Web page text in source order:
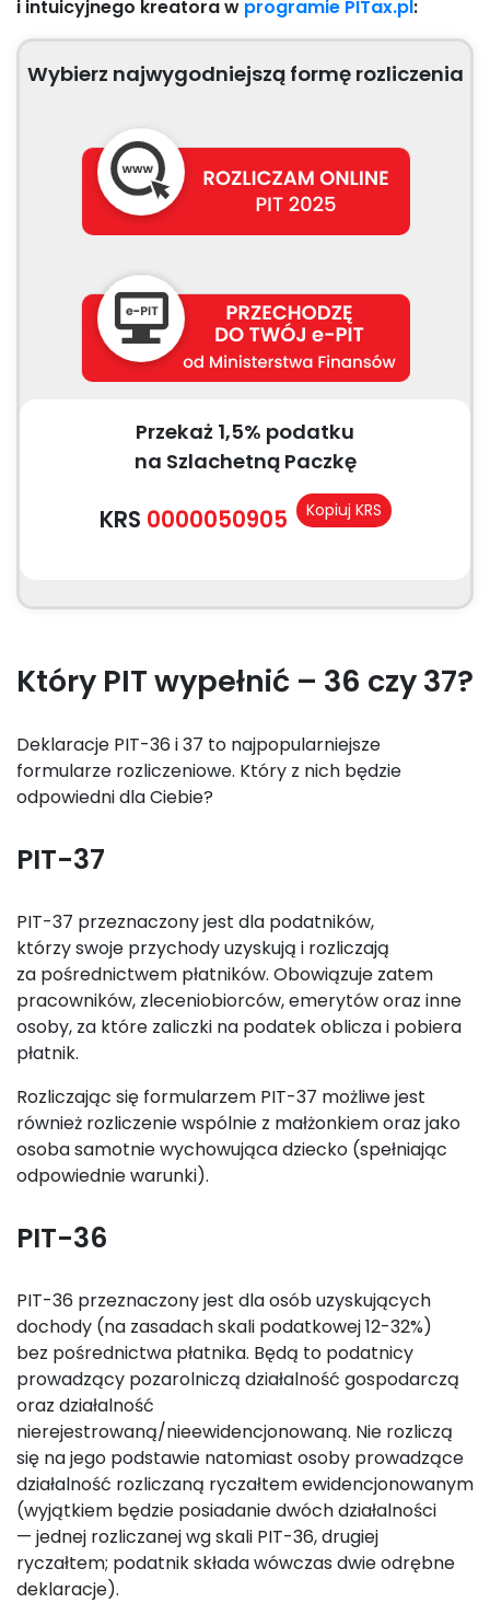
i intuicyjnego kreatora w programie PITax.pl:
Wybierz najwygodniejszą formę rozliczenia
Przekaż 1,5% podatku
na Szlachetną Paczkę
KRS 0000050905 Kopiuj KRS
Który PIT wypełnić – 36 czy 37?
Deklaracje PIT-36 i 37 to najpopularniejsze
formularze rozliczeniowe. Który z nich będzie
odpowiedni dla Ciebie?
PIT-37
PIT-37 przeznaczony jest dla podatników,
którzy swoje przychody uzyskują i rozliczają
za pośrednictwem płatników. Obowiązuje zatem
pracowników, zleceniobiorców, emerytów oraz inne
osoby, za które zaliczki na podatek oblicza i pobiera
płatnik.
Rozliczając się formularzem PIT-37 możliwe jest
również rozliczenie wspólnie z małżonkiem oraz jako
osoba samotnie wychowująca dziecko (spełniając
odpowiednie warunki).
PIT-36
PIT-36 przeznaczony jest dla osób uzyskujących
dochody (na zasadach skali podatkowej 12-32%)
bez pośrednictwa płatnika. Będą to podatnicy
prowadzący pozarolniczą działalność gospodarczą
oraz działalność
nierejestrowaną/nieewidencjonowaną. Nie rozliczą
się na jego podstawie natomiast osoby prowadzące
działalność rozliczaną ryczałtem ewidencjonowanym
(wyjątkiem będzie posiadanie dwóch działalności
— jednej rozliczanej wg skali PIT-36, drugiej
ryczałtem; podatnik składa wówczas dwie odrębne
deklaracje).